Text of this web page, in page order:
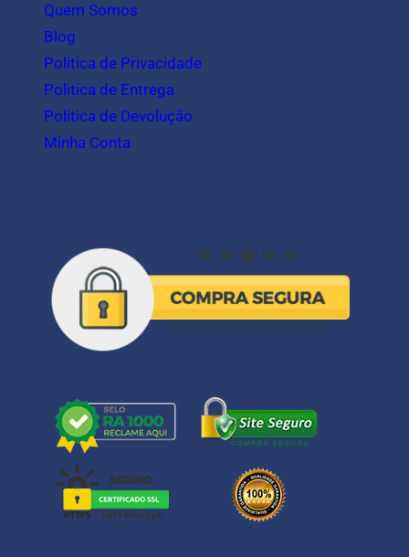
Quem Somos
Blog
Politica de Privacidade
Politica de Entrega
Politica de Devolução
Minha Conta